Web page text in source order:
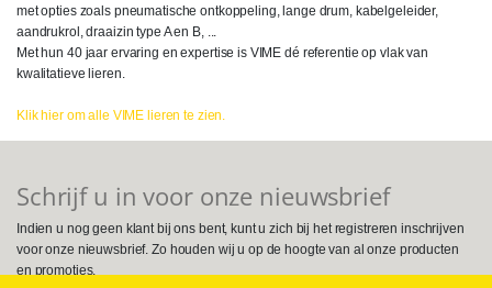
met opties zoals pneumatische ontkoppeling, lange drum, kabelgeleider,
aandrukrol, draaizin type A en B, ...
Met hun 40 jaar ervaring en expertise is VIME dé referentie op vlak van
kwalitatieve lieren.
Klik hier om alle VIME lieren te zien.
Schrijf u in voor onze nieuwsbrief
Indien u nog geen klant bij ons bent, kunt u zich bij het registreren inschrijven
voor onze nieuwsbrief. Zo houden wij u op de hoogte van al onze producten
en promoties.